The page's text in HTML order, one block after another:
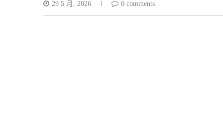
29 5 月, 2026 0 comments